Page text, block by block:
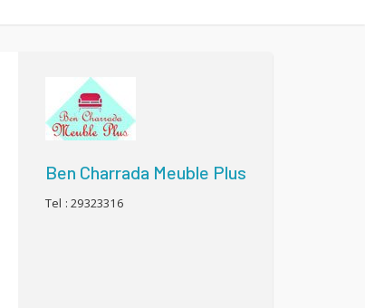
Ben Charrada Meuble Plus
Tel : 29323316